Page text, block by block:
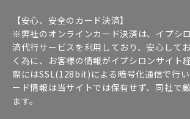
【安心、安全のカード決済】
※弊社のオンラインカード決済は、イプシ
済代行サービスを利用しており、安心して
く為に、お客様の情報がイプシロンサイト
際にはSSL(128bit)による暗号化通信で行
ード情報は当サイトでは保有せず、同社で
ます。